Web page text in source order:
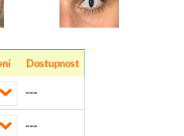
Dostupnost
---
---